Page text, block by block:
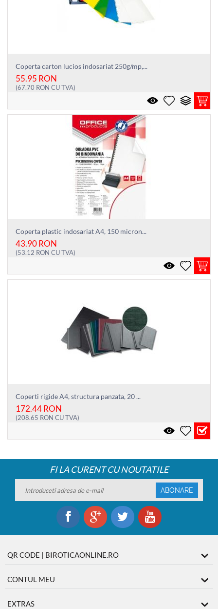
Coperta carton lucios indosariat 250g/mp,...
55.95 RON
(67.70 RON CU TVA)
Coperta plastic indosariat A4, 150 micron...
43.90RON
(53.12 RON CU TVA)
Coperti rigide A4, structura panzata, 20 ...
172.44RON
(208.65 RON CU TVA)
FI LA CURENT CU NOUTATILE
ABONARE
QR CODE | BIROTICAONLINE.RO
CONTUL MEU
EXTRAS